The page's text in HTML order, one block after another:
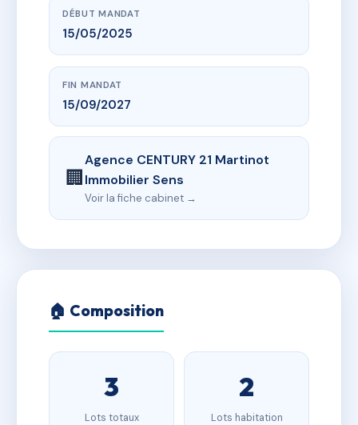
DÉBUT MANDAT
15/05/2025
FIN MANDAT
15/09/2027
🏢
Agence CENTURY 21 Martinot
Immobilier Sens
Voir la fiche cabinet →
🏠 Composition
3
Lots totaux
2
Lots habitation